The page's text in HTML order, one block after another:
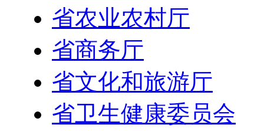
省农业农村厅
省商务厅
省文化和旅游厅
省卫生健康委员会